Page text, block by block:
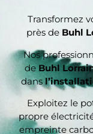
Transformez
près de Buhl
Nos
de Buhl
dans
Exploitez le
propre
empreinte